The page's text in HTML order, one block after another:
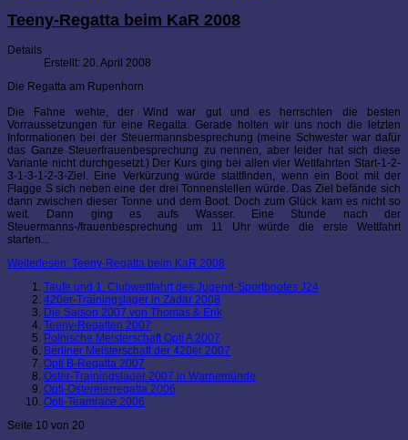
Teeny-Regatta beim KaR 2008
Details
Erstellt: 20. April 2008
Die Regatta am Rupenhorn
Die Fahne wehte, der Wind war gut und es herrschten die besten
Vorraussetzungen für eine Regatta. Gerade holten wir uns noch die letzten
Informationen bei der Steuermannsbesprechung (meine Schwester war dafür
das Ganze Steuerfrauenbesprechung zu nennen, aber leider hat sich diese
Variante nicht durchgesetzt.) Der Kurs ging bei allen vier Wettfahrten Start-1-2-
3-1-3-1-2-3-Ziel. Eine Verkürzung würde stattfinden, wenn ein Boot mit der
Flagge S sich neben eine der drei Tonnenstellen würde. Das Ziel befände sich
dann zwischen dieser Tonne und dem Boot. Doch zum Glück kam es nicht so
weit. Dann ging es aufs Wasser. Eine Stunde nach der
Steuermanns-/frauenbesprechung um 11 Uhr würde die erste Wettfahrt
starten...
Weiterlesen: Teeny-Regatta beim KaR 2008
Taufe und 1. Clubwettfahrt des Jugend-Sportbootes J24
420er-Trainingslager in Zadar 2008
Die Saison 2007 von Thomas & Erik
Teeny-Regatten 2007
Polnische Meisterschaft Opti A 2007
Berliner Meisterschaft der 420er 2007
Opti B-Regatta 2007
Oster-Trainingslager 2007 in Warnemünde
Opti-Ostereierregatta 2006
Opti-Teamrace 2006
Seite 10 von 20